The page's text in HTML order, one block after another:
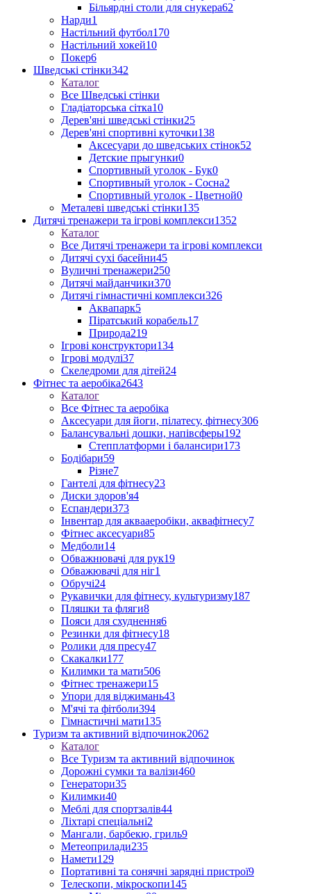
Більярдні столи для снукера62
Нарди1
Настільний футбол170
Настільний хокей10
Покер6
Шведські стінки342
Каталог
Все Шведські стінки
Гладіаторська сітка10
Дерев'яні шведські стінки25
Дерев'яні спортивні куточки138
Аксесуари до шведських стінок52
Детские прыгунки0
Спортивный уголок - Бук0
Спортивный уголок - Сосна2
Спортивный уголок - Цветной0
Металеві шведські стінки135
Дитячі тренажери та ігрові комплекси1352
Каталог
Все Дитячі тренажери та ігрові комплекси
Дитячі сухі басейни45
Вуличні тренажери250
Дитячі майданчики370
Дитячі гімнастичні комплекси326
Аквапарк5
Піратський корабель17
Природа219
Ігрові конструктори134
Ігрові модулі37
Скеледроми для дітей24
Фітнес та аеробіка2643
Каталог
Все Фітнес та аеробіка
Аксесуари для йоги, пілатесу, фітнесу306
Балансувальні дошки, напівсферы192
Степплатформи і балансири173
Бодібари59
Різне7
Гантелі для фітнесу23
Диски здоров'я4
Еспандери373
Інвентар для аквааеробіки, аквафітнесу7
Фітнес аксесуари85
Медболи14
Обважнювачі для рук19
Обважювачі для ніг1
Обручі24
Рукавички для фітнесу, культуризму187
Пляшки та фляги8
Пояси для схуднення6
Резинки для фітнесу18
Ролики для пресу47
Скакалки177
Килимки та мати506
Фітнес тренажери15
Упори для віджимань43
М'ячі та фітболи394
Гімнастичні мати135
Туризм та активний відпочинок2062
Каталог
Все Туризм та активний відпочинок
Дорожні сумки та валізи460
Генератори35
Килимки40
Меблі для спортзалів44
Ліхтарі спеціальні2
Мангали, барбекю, гриль9
Метеоприлади235
Намети129
Портативні та сонячні зарядні пристрої9
Телескопи, мікроскопи145